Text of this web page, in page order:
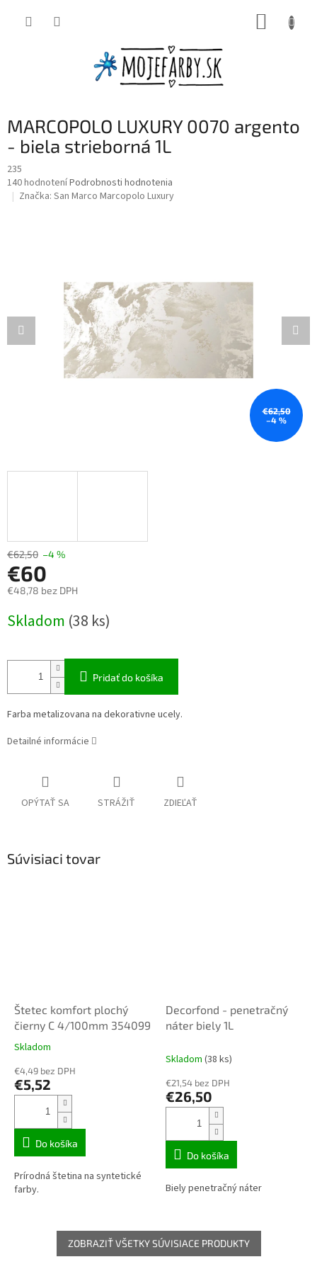
MARCOPOLO LUXURY 0070 argento
- biela strieborná 1L
235
Priemerné
hodnotenie
140 hodnoteníPodrobnosti hodnotenia
Značka: San Marco Marcopolo Luxury
€62,50
–4 %
€62,50 –4 %
€60
€48,78 bez DPH
cena:
Skladom (38 ks)
Pridať do košíka
Farba metalizovana na dekorativne ucely.
Detailné informácie
OPÝTAŤ SA STRÁŽIŤ ZDIEĽAŤ
Súvisiaci tovar
Štetec komfort plochý
čierny C 4/100mm 354099
Priemerné
produktu
je
5
hviezdičiek.
Skladom
€4,49 bez DPH
€5,52
Do košíka
Prírodná štetina na syntetické
farby.
Decorfond - penetračný
náter biely 1L
Skladom (38 ks)
€21,54 bez DPH
€26,50
Do košíka
Biely penetračný náter
ZOBRAZIŤ VŠETKY SÚVISIACE PRODUKTY